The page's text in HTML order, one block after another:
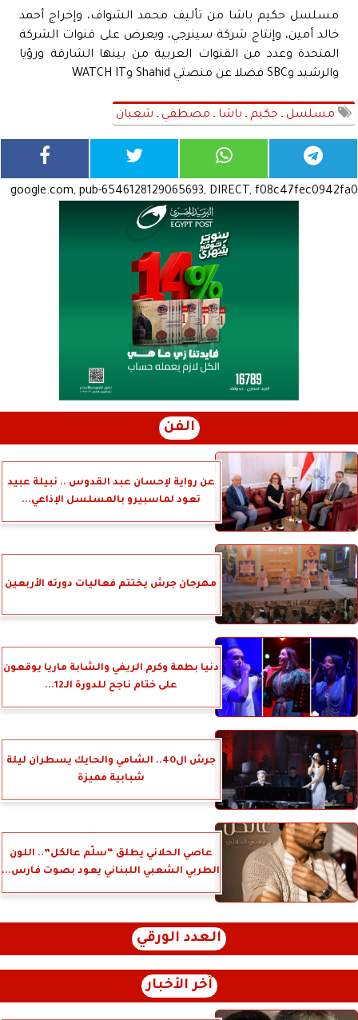
مسلسل حكيم باشا من تأليف محمد الشواف، وإخراج أحمد
خالد أمين، وإنتاج شركة سينرجي، ويعرض على قنوات الشركة
المتحدة وعدد من القنوات العربية من بينها الشارقة ورؤيا
والرشيد وSBC فضلا عن منصتي Shahid وWATCH IT
مسلسل ـ حكيم ـ باشا ـ مصطفي ـ شعبان
google.com, pub-6546128129065693, DIRECT, f08c47fec0942fa0
الفن
عن رواية لإحسان عبد القدوس .. نبيلة عبيد
تعود لماسبيرو بالمسلسل الإذاعي...
مهرجان جرش يختتم فعاليات دورته الأربعين
دنيا بطمة وكرم الريفي والشابة ماريا يوقعون
على ختام ناجح للدورة الـ12...
جرش ال40.. الشامي والحايك يسطران ليلة
شبابية مميزة
عاصي الحلاني يطلق “سلّم عالكل”.. اللون
الطربي الشعبي اللبناني يعود بصوت فارس...
العدد الورقي
آخر الأخبار